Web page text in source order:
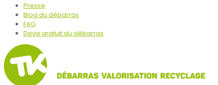
Presse
Blog du débarras
FAQ
Devis gratuit du débarras